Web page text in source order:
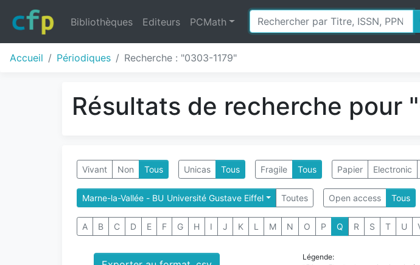
Bibliothèques Editeurs PCMath
Accueil Périodiques Recherche : "0303-1179"
Résultats de recherche pour
Vivant Non Tous Unicas Tous Fragile Tous Papier Electronic
Marne-la-Vallée - BU Université Gustave Eiffel Toutes Open access Tous
A B C D E F G H I J K L M N O P Q R S T U
Légende: